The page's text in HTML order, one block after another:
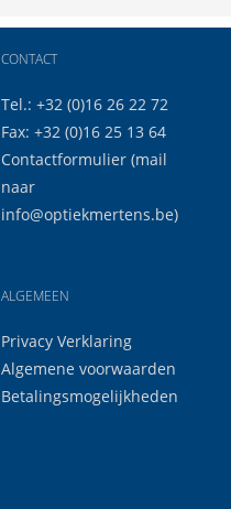
CONTACT
Tel.: +32 (0)16 26 22 72
Fax: +32 (0)16 25 13 64
Contactformulier (mail
naar
info@optiekmertens.be)
ALGEMEEN
Privacy Verklaring
Algemene voorwaarden
Betalingsmogelijkheden